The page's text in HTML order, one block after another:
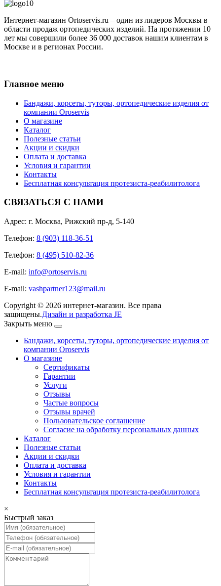
Интернет-магазин Ortoservis.ru – один из лидеров Москвы в
области продаж ортопедических изделий. На протяжении 10
лет мы совершили более 36 000 доставок нашим клиентам в
Москве и в регионах России.
Главное меню
Бандажи, корсеты, туторы, ортопедические изделия от
компании Oroservis
О магазине
Каталог
Полезные статьи
Акции и скидки
Оплата и доставка
Условия и гарантии
Контакты
Бесплатная консультация протезиста-реабилитолога
СВЯЗАТЬСЯ С НАМИ
Адрес: г. Москва, Рижский пр-д, 5-140
Телефон: 8 (903) 118-36-51
Телефон: 8 (495) 510-82-36
E-mail: info@ortoservis.ru
E-mail: vashpartner123@mail.ru
Copyright © 2026 интернет-магазин. Все права
защищены.Дизайн и разработка JE
Закрыть меню
Бандажи, корсеты, туторы, ортопедические изделия от
компании Oroservis
О магазине
Сертификаты
Гарантии
Услуги
Отзывы
Частые вопросы
Отзывы врачей
Пользовательское соглашение
Согласие на обработку персональных данных
Каталог
Полезные статьи
Акции и скидки
Оплата и доставка
Условия и гарантии
Контакты
Бесплатная консультация протезиста-реабилитолога
×
Быстрый заказ